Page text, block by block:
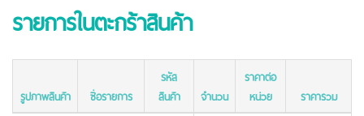
รายการในตะกร้าสินค้า
รูปภาพสินค้า ชื่อรายการ
รหัส
สินค้า
จำนวน
ราคาต่อ
หน่วย
ราคารวม